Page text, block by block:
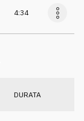
4:34
DURATA